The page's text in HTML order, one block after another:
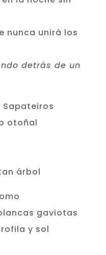
nunca unirá los
detrás de un
Sapateiros
otoñal
árbol
gaviotas
y sol